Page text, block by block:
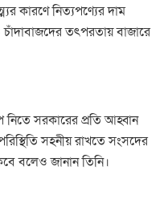
কারণে নিত্যপণ্যের দাম
চাঁদাবাজদের তৎপরতায় বাজারে
নিতে সরকারের প্রতি আহ্বান
সহনীয় রাখতে সংসদের
বলেও জানান তিনি।